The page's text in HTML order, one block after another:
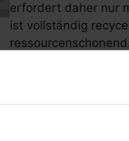
erfordert daher nur
ist vollständig
ressourcenschonend.